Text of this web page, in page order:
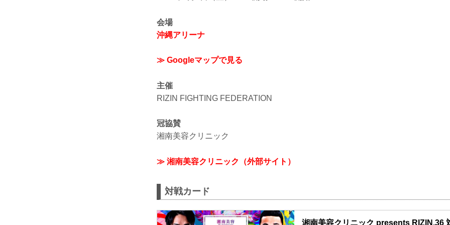
会場
沖縄アリーナ
≫ Googleマップで見る
主催
RIZIN FIGHTING FEDERATION
冠協賛
湘南美容クリニック
≫ 湘南美容クリニック（外部サイト）
対戦カード
湘南美容クリニック presents RIZIN.36